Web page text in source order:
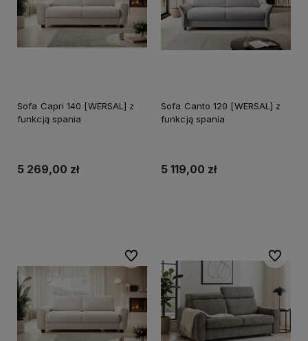
Sofa Capri 140 [WERSAL] z
funkcją spania
5 269,00 zł
Sofa Canto 120 [WERSAL] z
funkcją spania
5 119,00 zł
Do ulubionych Do